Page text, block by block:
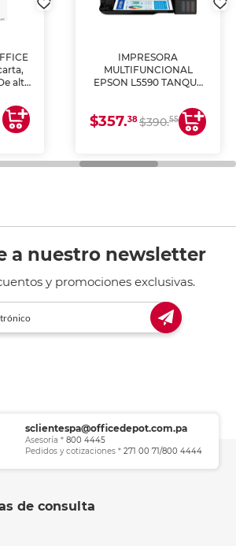
alta
IMPRESORA
MULTIFUNCIONAL
EPSON L5590 TANQUE
COPIA Y ESCANEA)
$357.38$390.55
a nuestro newsletter
y promociones exclusivas.
sclientespa@officedepot.com.pa
Asesoría * 800 4445
Pedidos y cotizaciones * 271 00 71/800 4444
de consulta